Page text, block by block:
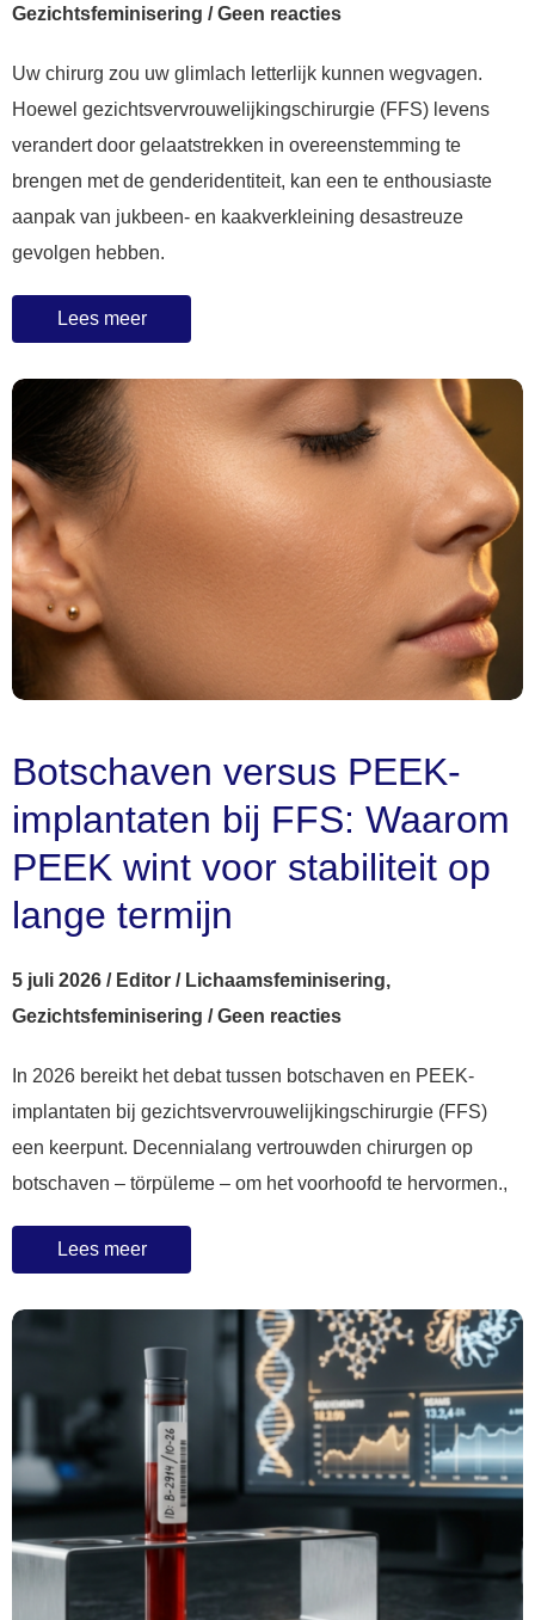
Gezichtsfeminisering / Geen reacties
Uw chirurg zou uw glimlach letterlijk kunnen wegvagen.
Hoewel gezichtsvervrouwelijkingschirurgie (FFS) levens
verandert door gelaatstrekken in overeenstemming te
brengen met de genderidentiteit, kan een te enthousiaste
aanpak van jukbeen- en kaakverkleining desastreuze
gevolgen hebben.
Lees meer
Botschaven versus PEEK-
implantaten bij FFS: Waarom
PEEK wint voor stabiliteit op
lange termijn
5 juli 2026 / Editor / Lichaamsfeminisering,
Gezichtsfeminisering / Geen reacties
In 2026 bereikt het debat tussen botschaven en PEEK-
implantaten bij gezichtsvervrouwelijkingschirurgie (FFS)
een keerpunt. Decennialang vertrouwden chirurgen op
botschaven – törpüleme – om het voorhoofd te hervormen.,
Lees meer